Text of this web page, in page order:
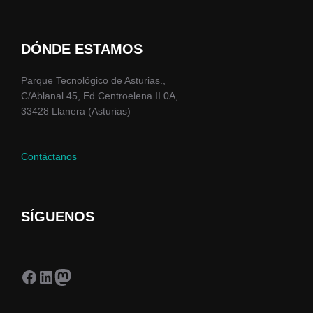
DÓNDE ESTAMOS
Parque Tecnológico de Asturias.,
C/Ablanal 45, Ed Centroelena II 0A,
33428 Llanera (Asturias)
Contáctanos
SÍGUENOS
Facebook
LinkedIn
Mastodon